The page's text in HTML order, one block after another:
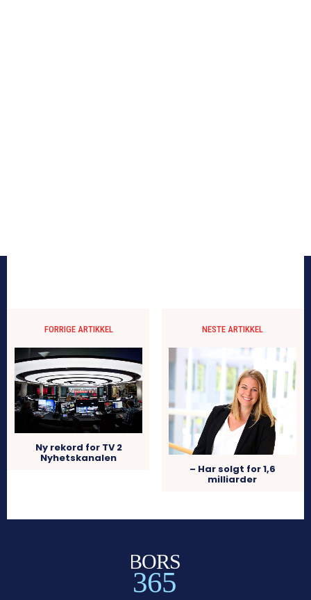
FORRIGE ARTIKKEL
Ny rekord for TV 2
Nyhetskanalen
NESTE ARTIKKEL
– Har solgt for 1,6
milliarder
BORS
365